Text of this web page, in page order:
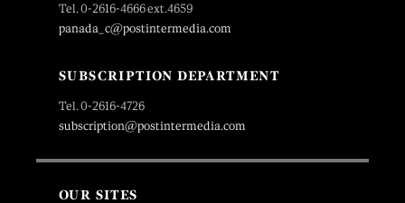
Tel. 0-2616-4666 ext.4659
panada_c@postintermedia.com
SUBSCRIPTION DEPARTMENT
Tel. 0-2616-4726
subscription@postintermedia.com
OUR SITES